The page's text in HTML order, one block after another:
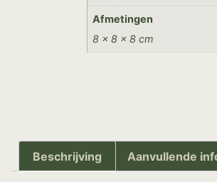
Afmetingen
8 × 8 × 8 cm
Beschrijving Aanvullende